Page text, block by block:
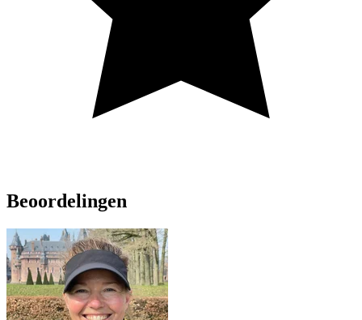
Beoordelingen